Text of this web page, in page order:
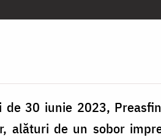
30 iunie 2023,
alături de un sobor